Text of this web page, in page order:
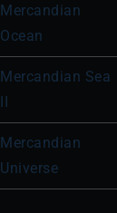
Mercandian
Ocean
Mercandian Sea
II
Mercandian
Universe